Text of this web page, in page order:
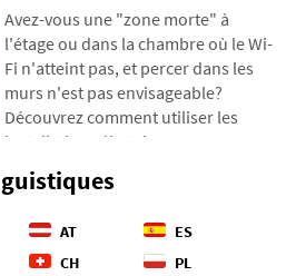
nous nous appuierons sur des
données récentes de 2026, nous
montrerons la différence abyssale
entre nos estimations et la réalité, et
nous proposerons quatre étapes
dépenses.
Avez-vous une "zone morte" à
l'étage ou dans la chambre où le Wi-
Fi n'atteint pas, et percer dans les
murs n'est pas envisageable?
Découvrez comment utiliser les
installations électriques que vous
avez déjà dans les murs pour
transmettre Internet via le réseau
montrons comment fonctionne un
adaptateur CPL moderne, pourquoi
AT
ES
CH
PL